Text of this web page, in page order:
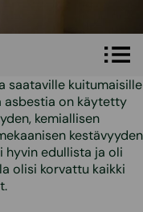
saataville kuitumaisille
asbestia on käytetty
kemiallisen
kestävyyden
hyvin edullista ja oli
olisi korvattu kaikki